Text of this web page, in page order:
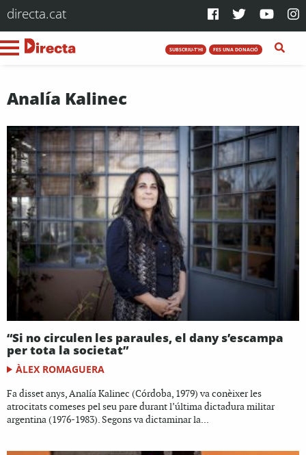
directa.cat
SUBSCRIU-T'HI FES UNA DONACIÓ
Analía Kalinec
“Si no circulen les paraules, el dany s’escampa
per tota la societat”
ÀLEX ROMAGUERA
Fa disset anys, Analía Kalinec (Córdoba, 1979) va conèixer les
atrocitats comeses pel seu pare durant l’última dictadura militar
argentina (1976-1983). Segons va dictaminar la...